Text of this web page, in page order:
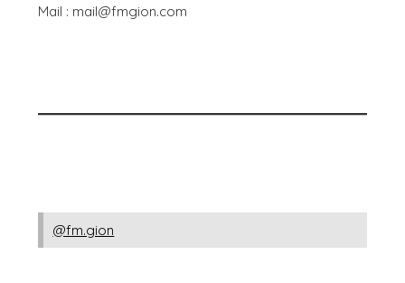
Mail : mail@fmgion.com
@fm.gion